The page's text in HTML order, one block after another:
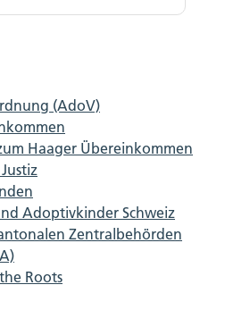
(AdoV)
Haager Übereinkommen
Adoptivkinder Schweiz
Zentralbehörden
Roots